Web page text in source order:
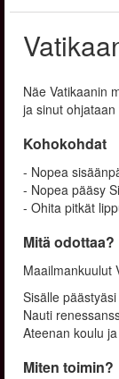
Näe Vatikaanin
ja sinut
Kohokohdat
- Nopea
- Nopea pääsy
- Ohita pitkät
Mitä odottaa?
Maailmankuulut
Sisälle
Nauti
Ateenan koulu
Miten toimin?